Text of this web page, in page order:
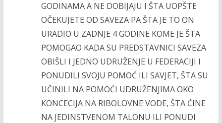
GODINAMA A NE DOBIJAJU I ŠTA UOPŠTE
OČEKUJETE OD SAVEZA PA ŠTA JE TO ON
URADIO U ZADNJE 4 GODINE KOME JE ŠTA
POMOGAO KADA SU PREDSTAVNICI SAVEZA
OBIŠLI I JEDNO UDRUŽENJE U FEDERACIJI I
PONUDILI SVOJU POMOĆ ILI SAVJET, ŠTA SU
UČINILI NA POMOĆI UDRUŽENJIMA OKO
KONCECIJA NA RIBOLOVNE VODE, ŠTA ĆINE
NA JEDINSTVENOM TALONU ILI PONUDI